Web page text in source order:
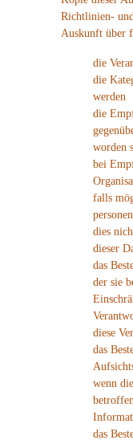
Richtlinien-
Auskunft über
die
die
werden
die
worden
bei
falls
dies
dieser
das
der sie
diese
das
wenn
das